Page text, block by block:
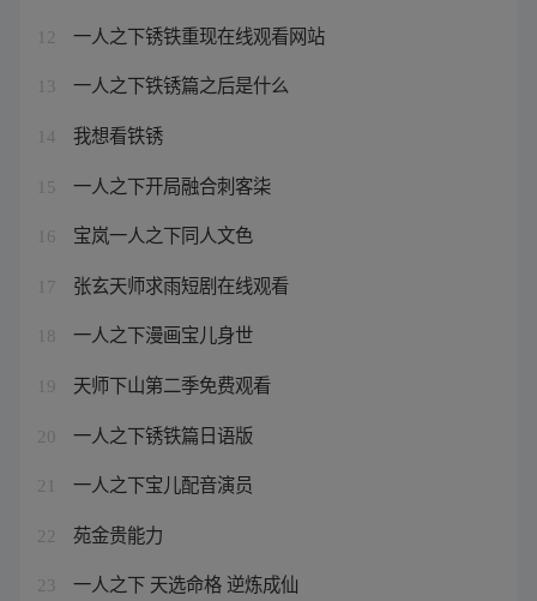
12 一人之下锈铁重现在线观看网站
13 一人之下铁锈篇之后是什么
14 我想看铁锈
15 一人之下开局融合刺客柒
16 宝岚一人之下同人文色
17 张玄天师求雨短剧在线观看
18 一人之下漫画宝儿身世
19 天师下山第二季免费观看
20 一人之下锈铁篇日语版
21 一人之下宝儿配音演员
22 苑金贵能力
23 一人之下 天选命格 逆炼成仙